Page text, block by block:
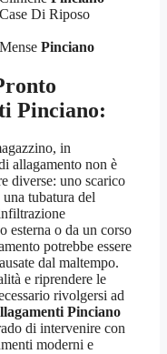
Di Riposo
Pinciano
Pinciano:
in
allagamento non è
diverse: uno scarico
tubatura del
esterna o da un corso
potrebbe essere
dal maltempo.
e riprendere le
rivolgersi ad
Pinciano
di intervenire con
moderni e